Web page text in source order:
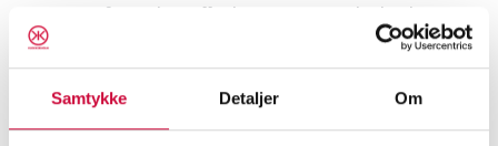
Samtykke Detaljer Om
process from installation to commissioning
and training.
It's been an incredible journey and we're glad